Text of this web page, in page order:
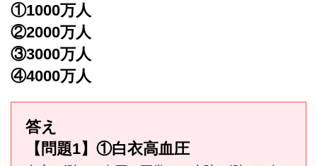
①1000万人
②2000万人
③3000万人
④4000万人
答え
【問題1】①白衣高血圧